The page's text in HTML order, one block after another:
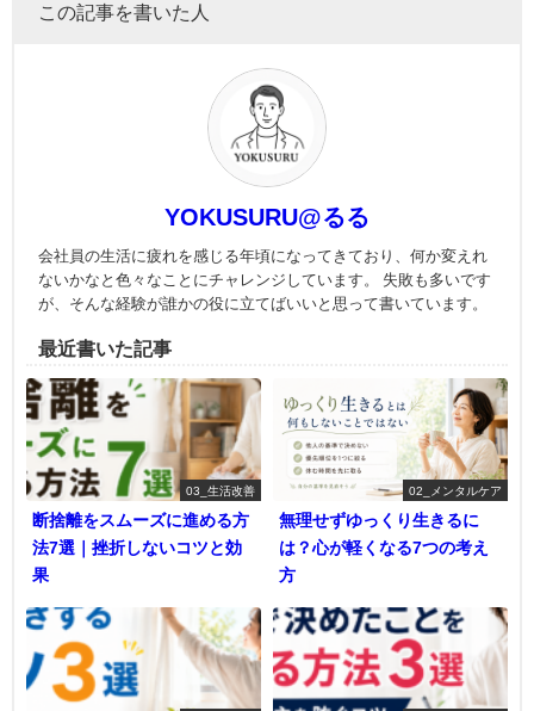
この記事を書いた人
YOKUSURU@るる
会社員の生活に疲れを感じる年頃になってきており、何か変えれ
ないかなと色々なことにチャレンジしています。 失敗も多いです
が、そんな経験が誰かの役に立てばいいと思って書いています。
最近書いた記事
03_生活改善
断捨離をスムーズに進める方
法7選｜挫折しないコツと効
果
02_メンタルケア
無理せずゆっくり生きるに
は？心が軽くなる7つの考え
方